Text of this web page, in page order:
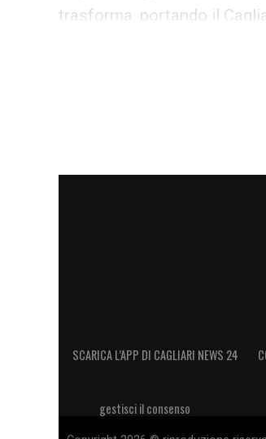
trasforma, portando il
Nonostante il vantaggio,
, che sfrutta
che recrimina per le
SCARICA L’APP DI CAGLIARI NEWS 24
gestisci il consenso